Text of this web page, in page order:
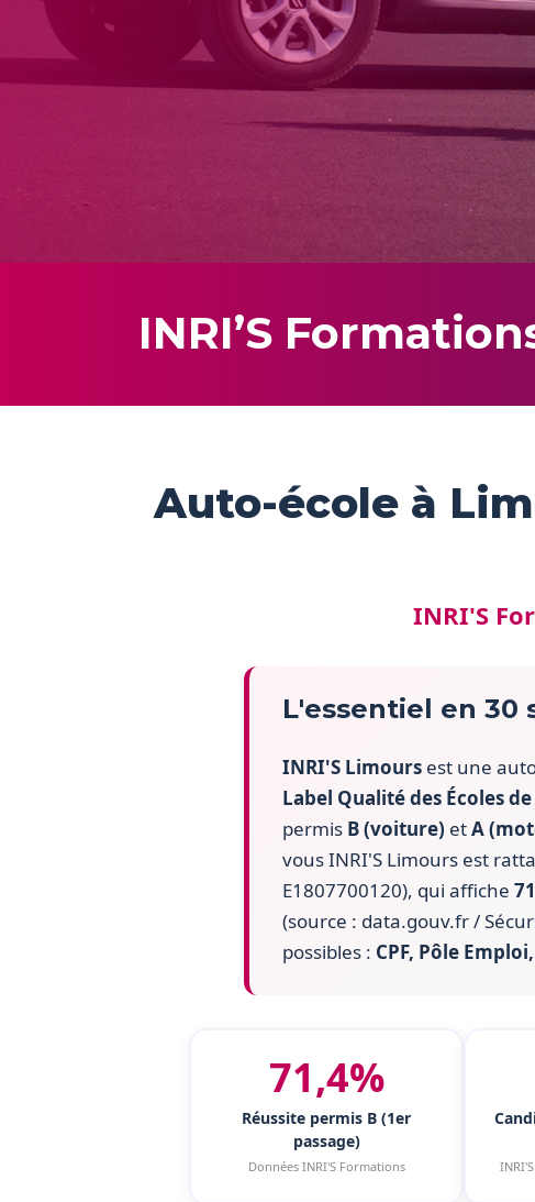
Code en ligne
Bâteau
Bateau
INRI’S
Auto-école à
INRI'S
L'essentiel en 30
INRI'S Limours est une
Label Qualité des Écoles
permis B (voiture) etA
vous INRI'S Limours est
E1807700120), qui affiche
(source : data.gouv.fr /
possibles : CPF, Pôle
71,4%
Réussite permis B (1er
passage)
Données INRI'S Formations